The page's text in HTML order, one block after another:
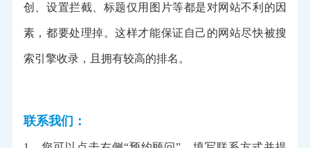
创、设置拦截、标题仅用图片等都是对网站不利的因
素，都要处理掉。这样才能保证自己的网站尽快被搜
索引擎收录，且拥有较高的排名。
联系我们：